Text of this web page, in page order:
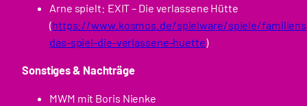
Arne spielt: EXIT – Die verlassene Hütte
(https://www.kosmos.de/spielware/spiele/
das-spiel-die-verlassene-huette)
Sonstiges & Nachträge
MWM mit Boris Nienke